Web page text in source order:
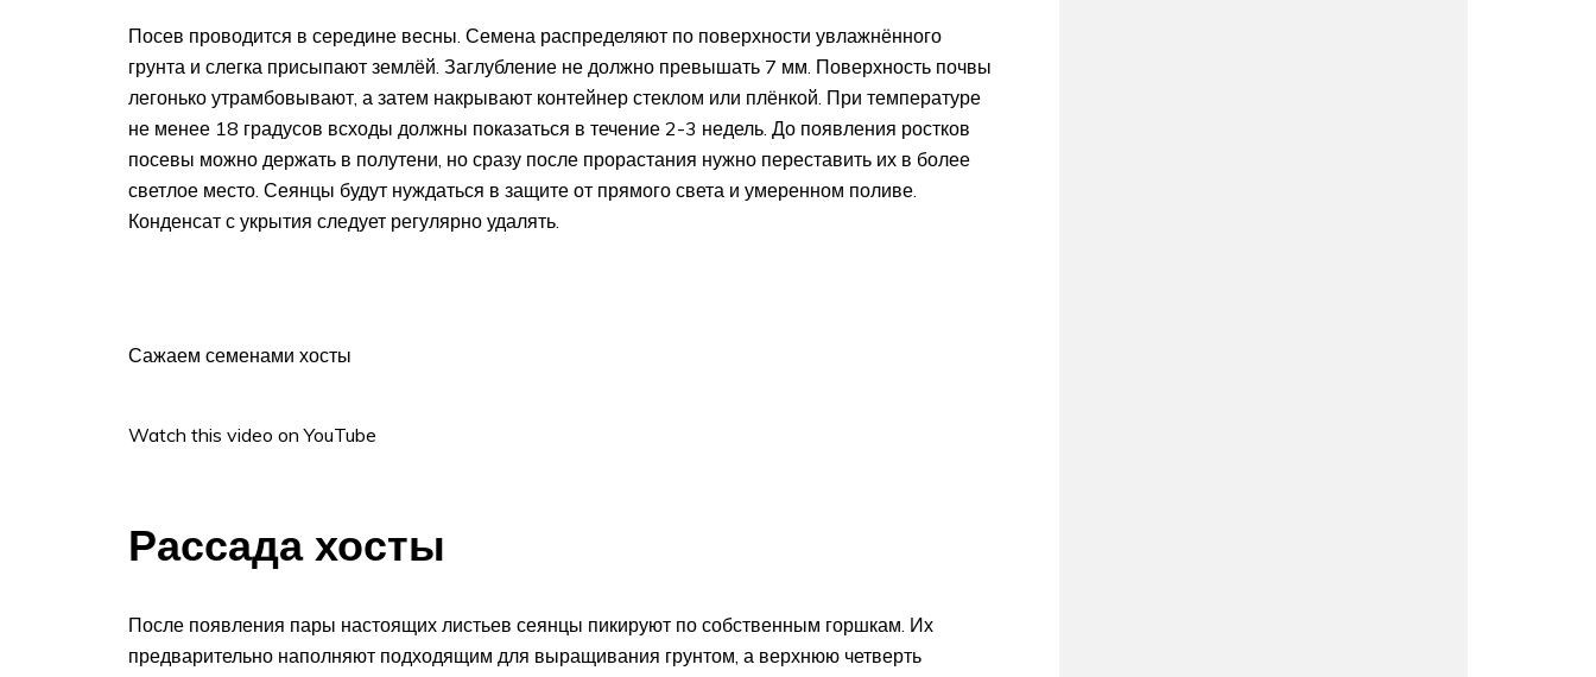
Посев проводится в середине весны. Семена распределяют по поверхности увлажнённого
грунта и слегка присыпают землёй. Заглубление не должно превышать 7 мм. Поверхность почвы
легонько утрамбовывают, а затем накрывают контейнер стеклом или плёнкой. При температуре
не менее 18 градусов всходы должны показаться в течение 2-3 недель. До появления ростков
посевы можно держать в полутени, но сразу после прорастания нужно переставить их в более
светлое место. Сеянцы будут нуждаться в защите от прямого света и умеренном поливе.
Конденсат с укрытия следует регулярно удалять.
Сажаем семенами хосты
Watch this video on YouTube
Рассада хосты
После появления пары настоящих листьев сеянцы пикируют по собственным горшкам. Их
предварительно наполняют подходящим для выращивания грунтом, а верхнюю четверть